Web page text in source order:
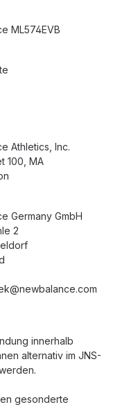
ML574EVB
Athletics, Inc.
100, MA
Germany GmbH
2
innerhalb
alternativ im JNS-
gesonderte